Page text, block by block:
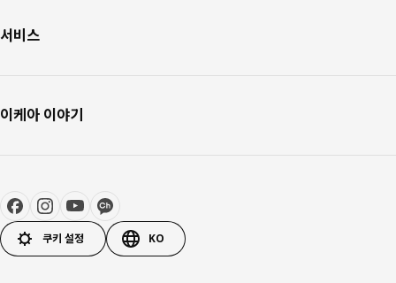
서비스
이케아 이야기
쿠키 설정 KO